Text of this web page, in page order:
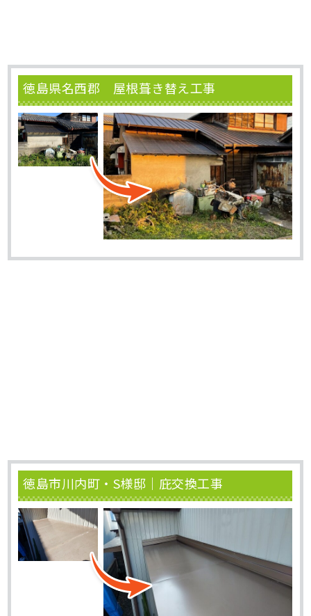
徳島県名西郡 屋根葺き替え工事
徳島市川内町・S様邸｜庇交換工事